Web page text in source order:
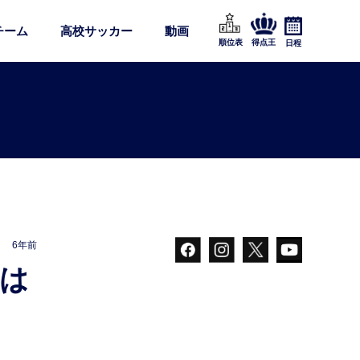
ーム 高校サッカー 動画
順位表 得点王 日程
6年前